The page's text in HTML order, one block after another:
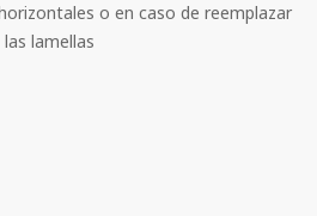
o en caso de reemplazar
las lamellas